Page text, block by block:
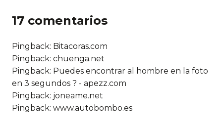
17 comentarios
Pingback: Bitacoras.com
Pingback: chuenga.net
Pingback: Puedes encontrar al hombre en la foto
en 3 segundos ? - apezz.com
Pingback: joneame.net
Pingback: www.autobombo.es